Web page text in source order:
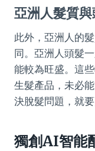
亞洲人髮質
此外，亞洲人的
同。亞洲人頭髮
能較為旺盛。這
生髮產品，未必
決脫髮問題，就
獨創AI智能